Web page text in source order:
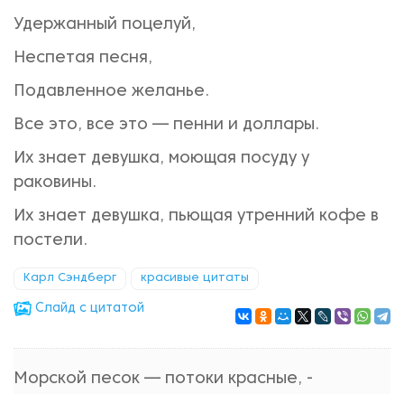
Удержанный поцелуй,
Неспетая песня,
Подавленное желанье.
Все это, все это — пенни и доллары.
Их знает девушка, моющая посуду у
раковины.
Их знает девушка, пьющая утренний кофе в
постели.
Карл Сэндберг красивые цитаты
Cлайд с цитатой
Морской песок — потоки красные, -